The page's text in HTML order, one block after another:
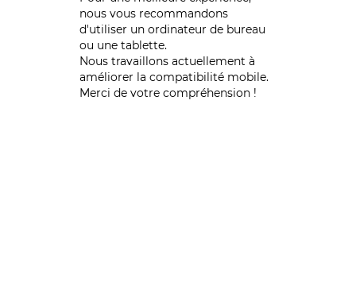
nous vous recommandons
d'utiliser un ordinateur de bureau
ou une tablette.
Nous travaillons actuellement à
améliorer la compatibilité mobile.
Merci de votre compréhension !